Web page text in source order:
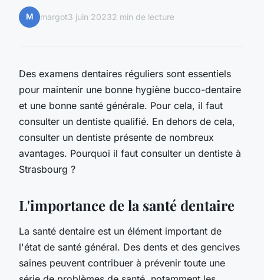
M margot3 juin 20232 min de lecture
Des examens dentaires réguliers sont essentiels
pour maintenir une bonne hygiène bucco-dentaire
et une bonne santé générale. Pour cela, il faut
consulter un dentiste qualifié. En dehors de cela,
consulter un dentiste présente de nombreux
avantages. Pourquoi il faut consulter un dentiste à
Strasbourg ?
L'importance de la santé dentaire
La santé dentaire est un élément important de
l'état de santé général. Des dents et des gencives
saines peuvent contribuer à prévenir toute une